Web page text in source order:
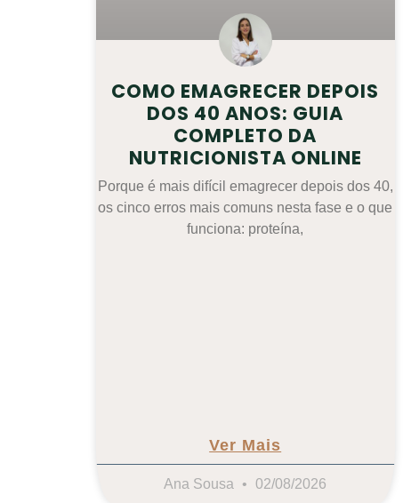
COMO EMAGRECER DEPOIS
DOS 40 ANOS: GUIA
COMPLETO DA
NUTRICIONISTA ONLINE
Porque é mais difícil emagrecer depois dos 40,
os cinco erros mais comuns nesta fase e o que
funciona: proteína,
Ver Mais
Ana Sousa 02/08/2026